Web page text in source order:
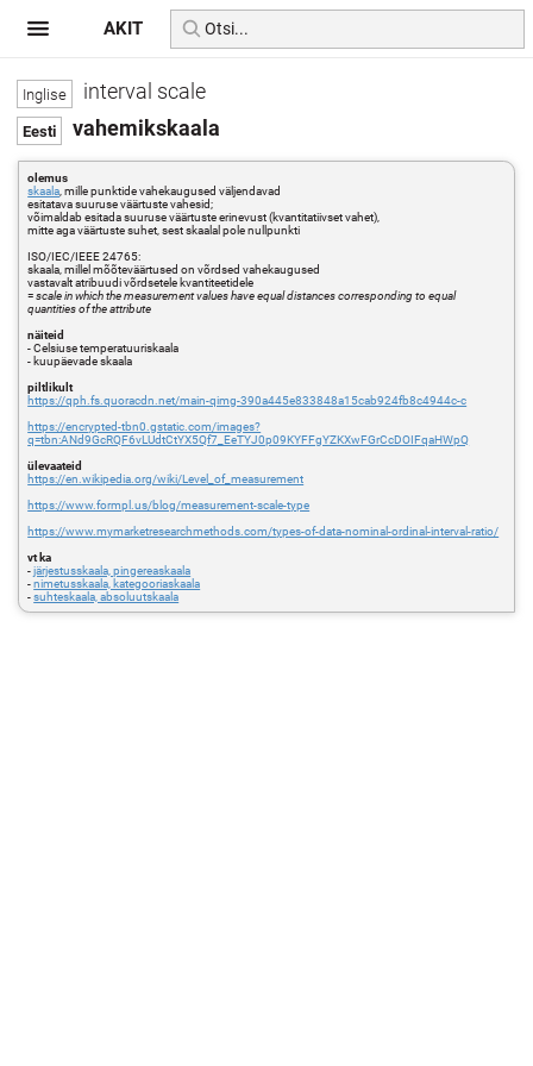
interval scale
vahemikskaala
olemus
skaala , mille punktide vahekaugused väljendavad
esitatava suuruse väärtuste vahesid;
võimaldab esitada suuruse väärtuste erinevust (kvantitatiivset vahet),
mitte aga väärtuste suhet, sest skaalal pole nullpunkti
ISO/IEC/IEEE 24765:
skaala, millel mõõteväärtused on võrdsed vahekaugused
vastavalt atribuudi võrdsetele kvantiteetidele
=scale in which the measurement values have equal distances corresponding to equal
quantities of the attribute
näiteid
- Celsiuse temperatuuriskaala
- kuupäevade skaala
piltlikult
https://qph.fs.quoracdn.net/main-qimg-390a445e833848a15cab924fb8c4944c-c
https://encrypted-tbn0.gstatic.com/images?
q=tbn:ANd9GcRQF6vLUdtCtYX5Qf7_EeTYJ0p09KYFFgYZKXwFGrCcDOIFqaHWpQ
ülevaateid
https://en.wikipedia.org/wiki/Level_of_measurement
https://www.formpl.us/blog/measurement-scale-type
https://www.mymarketresearchmethods.com/types-of-data-nominal-ordinal-interval-ratio/
vt ka
-järjestusskaala, pingereaskaala
-nimetusskaala, kategooriaskaala
-suhteskaala, absoluutskaala
AKIT